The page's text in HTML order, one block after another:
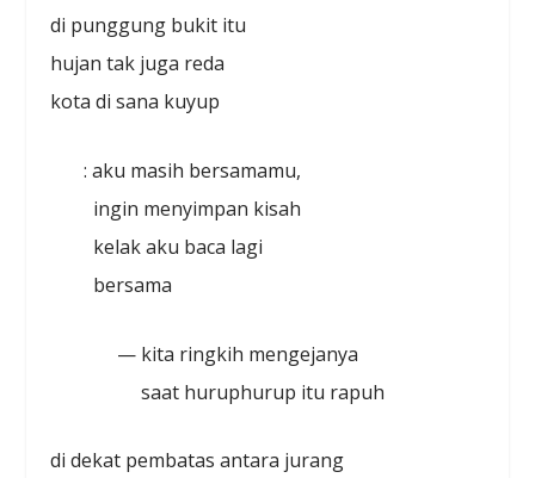
di punggung bukit itu
hujan tak juga reda
kota di sana kuyup
: aku masih bersamamu,
ingin menyimpan kisah
kelak aku baca lagi
bersama
— kita ringkih mengejanya
saat huruphurup itu rapuh
di dekat pembatas antara jurang